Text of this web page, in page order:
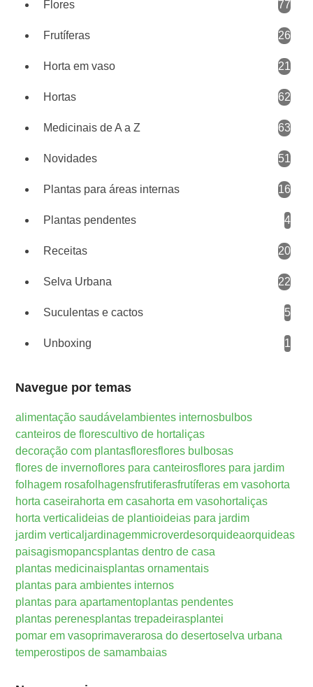
Flores 77
Frutíferas 26
Horta em vaso 21
Hortas 62
Medicinais de A a Z 63
Novidades 51
Plantas para áreas internas 16
Plantas pendentes 4
Receitas 20
Selva Urbana 22
Suculentas e cactos 5
Unboxing 1
Navegue por temas
alimentação saudávelambientes internosbulbos
canteiros de florescultivo de hortaliças
decoração com plantasfloresflores bulbosas
flores de invernoflores para canteirosflores para jardim
folhagem rosafolhagensfrutiferasfrutíferas em vasohorta
horta caseirahorta em casahorta em vasohortaliças
horta vertical ideias de plantioideias para jardim
jardim vertical jardinagemmicroverdesorquideaorquideas
paisagismopancsplantas dentro de casa
plantas medicinaisplantas ornamentais
plantas para ambientes internos
plantas para apartamentoplantas pendentes
plantas perenesplantas trepadeirasplantei
pomar em vasoprimaverarosa do desertoselva urbana
temperostipos de samambaias